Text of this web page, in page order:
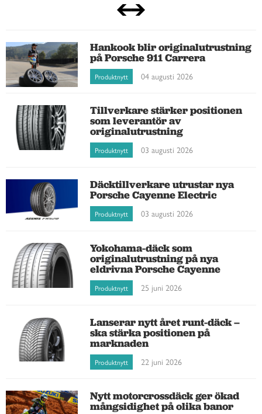
Hankook blir originalutrustning
på Porsche 911 Carrera
Produktnytt 04 augusti 2026
Tillverkare stärker positionen
som leverantör av
originalutrustning
Produktnytt 03 augusti 2026
Däcktillverkare utrustar nya
Porsche Cayenne Electric
Produktnytt 03 augusti 2026
Yokohama-däck som
originalutrustning på nya
eldrivna Porsche Cayenne
Produktnytt 25 juni 2026
Lanserar nytt året runt-däck –
ska stärka positionen på
marknaden
Produktnytt 22 juni 2026
Nytt motorcrossdäck ger ökad
mångsidighet på olika banor